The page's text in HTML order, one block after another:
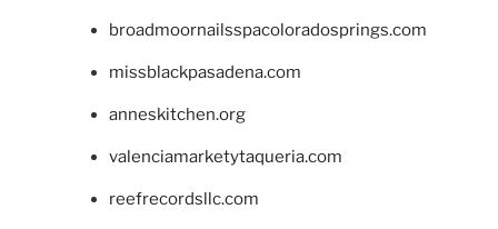
broadmoornailsspacoloradosprings.com
missblackpasadena.com
anneskitchen.org
valenciamarketytaqueria.com
reefrecordsllc.com